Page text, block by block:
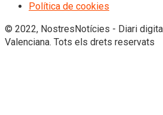
Política de cookies
© 2022, NostresNotícies - Diari
Valenciana. Tots els drets reservats